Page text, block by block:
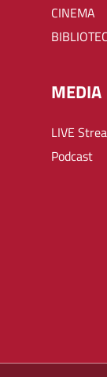
CINEMA
MEDIA
LIVE
Podcast